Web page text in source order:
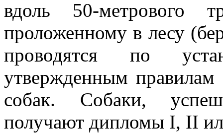
вдоль 50-метрового
проложенному в лесу
проводятся по
утвержденным
собак. Собаки,
получают дипломы I, II